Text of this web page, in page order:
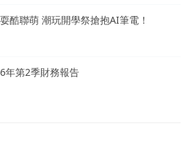
酷聯萌 潮玩開學祭搶抱AI筆電！
年第2季財務報告